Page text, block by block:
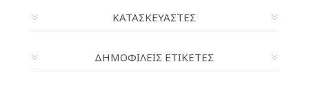
ΚΑΤΑΣΚΕΥΑΣΤΈΣ
ΔΗΜΟΦΙΛΕΙΣ ΕΤΙΚΕΤΕΣ